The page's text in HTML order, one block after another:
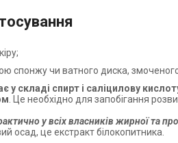
спонжу чи ватного диска,
у складі спирт і саліцилову
. Це необхідно для запобігання
у всіх власників жирної та
осад, це екстракт білокопитника.